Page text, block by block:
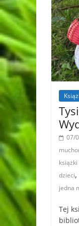
07/
dzieci,
jedna
Tej